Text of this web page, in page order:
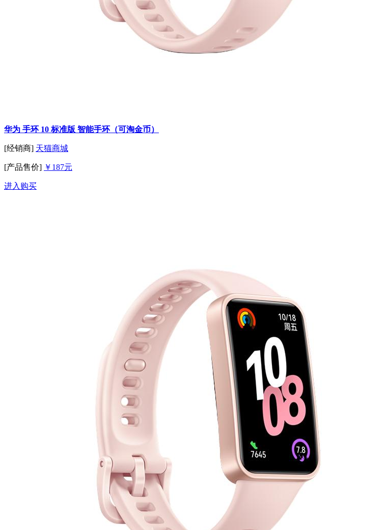
华为 手环 10 标准版 智能手环（可淘金币）
[经销商] 天猫商城
[产品售价] ￥187元
进入购买